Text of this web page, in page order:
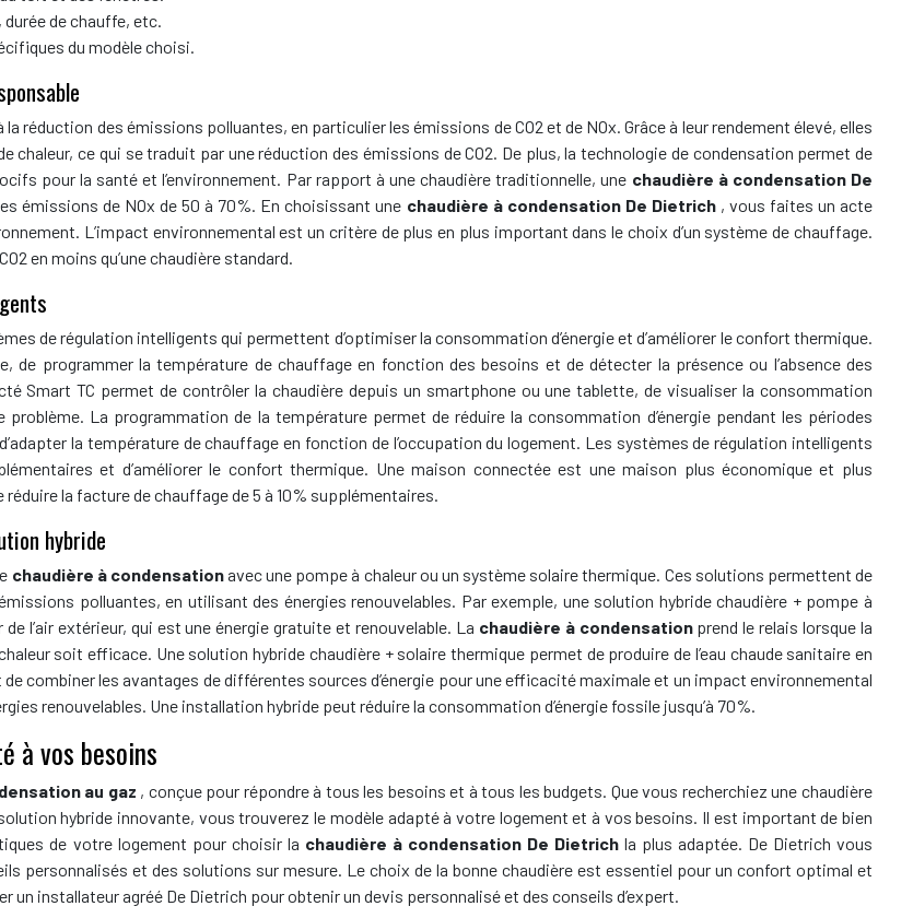
de chauffe, etc.
du modèle choisi.
réduction des émissions polluantes, en particulier les émissions de CO2 et de NOx. Grâce à leur rendement élevé, elles
ce qui se traduit par une réduction des émissions de CO2. De plus, la technologie de condensation permet de
pour la santé et l’environnement. Par rapport à une chaudière traditionnelle, une chaudière à condensation De
émissions de NOx de 50 à 70%. En choisissant une chaudière à condensation De Dietrich , vous faites un acte
L’impact environnemental est un critère de plus en plus important dans le choix d’un système de chauffage.
en moins qu’une chaudière standard.
de régulation intelligents qui permettent d’optimiser la consommation d’énergie et d’améliorer le confort thermique.
programmer la température de chauffage en fonction des besoins et de détecter la présence ou l’absence des
Smart TC permet de contrôler la chaudière depuis un smartphone ou une tablette, de visualiser la consommation
La programmation de la température permet de réduire la consommation d’énergie pendant les périodes
la température de chauffage en fonction de l’occupation du logement. Les systèmes de régulation intelligents
et d’améliorer le confort thermique. Une maison connectée est une maison plus économique et plus
la facture de chauffage de 5 à 10% supplémentaires.
hybride
chaudière à condensationavec une pompe à chaleur ou un système solaire thermique. Ces solutions permettent de
polluantes, en utilisant des énergies renouvelables. Par exemple, une solution hybride chaudière + pompe à
l’air extérieur, qui est une énergie gratuite et renouvelable. La chaudière à condensation prend le relais lorsque la
soit efficace. Une solution hybride chaudière + solaire thermique permet de produire de l’eau chaude sanitaire en
combiner les avantages de différentes sources d’énergie pour une efficacité maximale et un impact environnemental
renouvelables. Une installation hybride peut réduire la consommation d’énergie fossile jusqu’à 70%.
à vos besoins
au gaz , conçue pour répondre à tous les besoins et à tous les budgets. Que vous recherchiez une chaudière
hybride innovante, vous trouverez le modèle adapté à votre logement et à vos besoins. Il est important de bien
de votre logement pour choisir la chaudière à condensation De Dietrich la plus adaptée. De Dietrich vous
personnalisés et des solutions sur mesure. Le choix de la bonne chaudière est essentiel pour un confort optimal et
un installateur agréé De Dietrich pour obtenir un devis personnalisé et des conseils d’expert.